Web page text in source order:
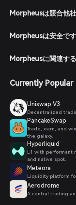
Morpheusは競合他
Morpheusは安全で
Morpheusに関連す
Currently Popular
Uniswap V3
Decentralized
PancakeSwap
Trade, earn, and
the galaxy.
Hyperliquid
L1 with performant
and native spot.
Meteora
Liquidity platform
Aerodrome
A central trading